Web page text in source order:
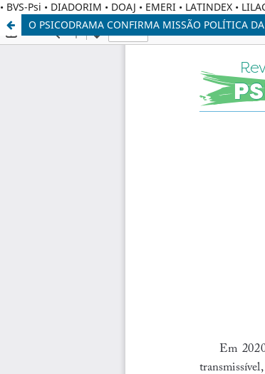
• BVS-Psi • DIADORIM • DOAJ • EMERI • LATINDEX •
O PSICODRAMA CONFIRMA MISSÃO POLÍTICA